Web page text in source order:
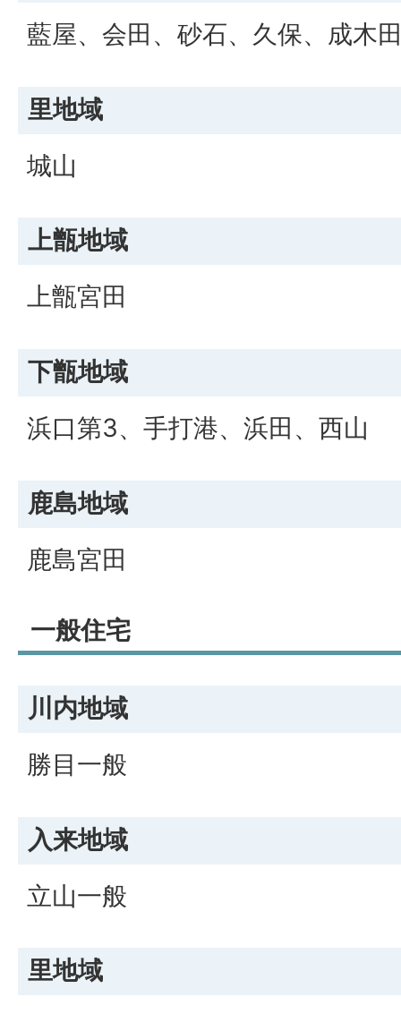
藍屋、会田、砂石、久保、成木
里地域
城山
上甑地域
上甑宮田
下甑地域
浜口第3、手打港、浜田、西山
鹿島地域
鹿島宮田
一般住宅
川内地域
勝目一般
入来地域
立山一般
里地域